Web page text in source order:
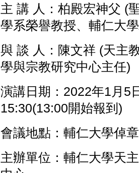
主 講 人：柏殿宏神父 (
學系榮譽教授、輔仁大
與 談 人：陳文祥 (天主
學與宗教研究中心主任)
演講日期：2022年1月5
15:30(13:00開始報到)
會議地點：輔仁大學倬
主辦單位：輔仁大學天